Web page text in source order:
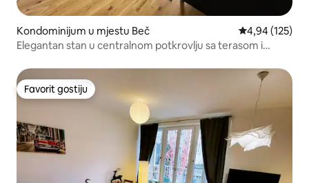
Kondominijum u mjestu Beč prosječna
4,94 (125)
Elegantan stan u centralnom potkrovlju sa terasom i
Favorit gostiju
Favorit gostiju